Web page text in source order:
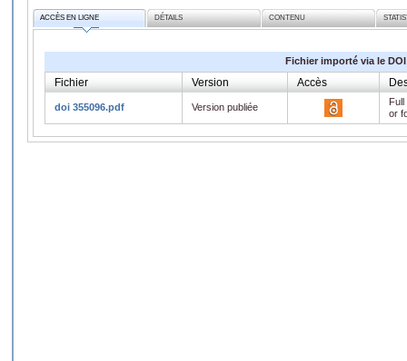
ACCÈS EN LIGNE DÉTAILS CONTENU
Fichier importé via le DOI
Fichier Version Accès
doi 355096.pdf Version publiée
or